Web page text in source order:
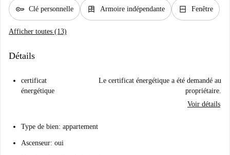
key Clé personnelle dresser Armoire indépendante window_closed Fenêtre
Afficher toutes (13)
Détails
certificat
énergétique
Le certificat énergétique a été demandé au
propriétaire.
Voir détails
Type de bien: appartement
Ascenseur: oui